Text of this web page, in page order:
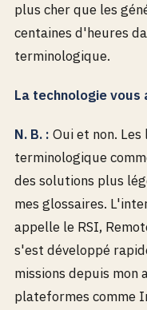
plus cher que les
centaines d'heures
terminologique.
La technologie
N. B. : Oui et non.
terminologique
des solutions plus
mes glossaires.
appelle le RSI,
s'est développé
missions depuis mon
plateformes comme